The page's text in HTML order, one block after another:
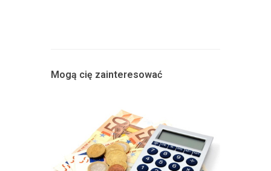
Mogą cię zainteresować